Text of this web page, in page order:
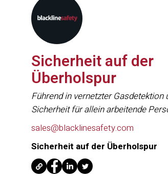
Sicherheit auf der
Überholspur
Führend in vernetzter Gasdetektion
Sicherheit für allein arbeitende
sales@blacklinesafety.com
Sicherheit auf der Überholspur